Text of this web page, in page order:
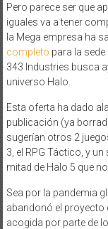
Pero parece ser que
iguales va a tener
la Mega empresa ha
completo para la sede
343 Industries busca
universo Halo.
Esta oferta ha dado
publicación (ya
sugerían otros 2
3, el RPG Táctico, y
mitad de Halo 5 que no
Sea por la pandemia
abandonó el proyecto
acogida por parte de